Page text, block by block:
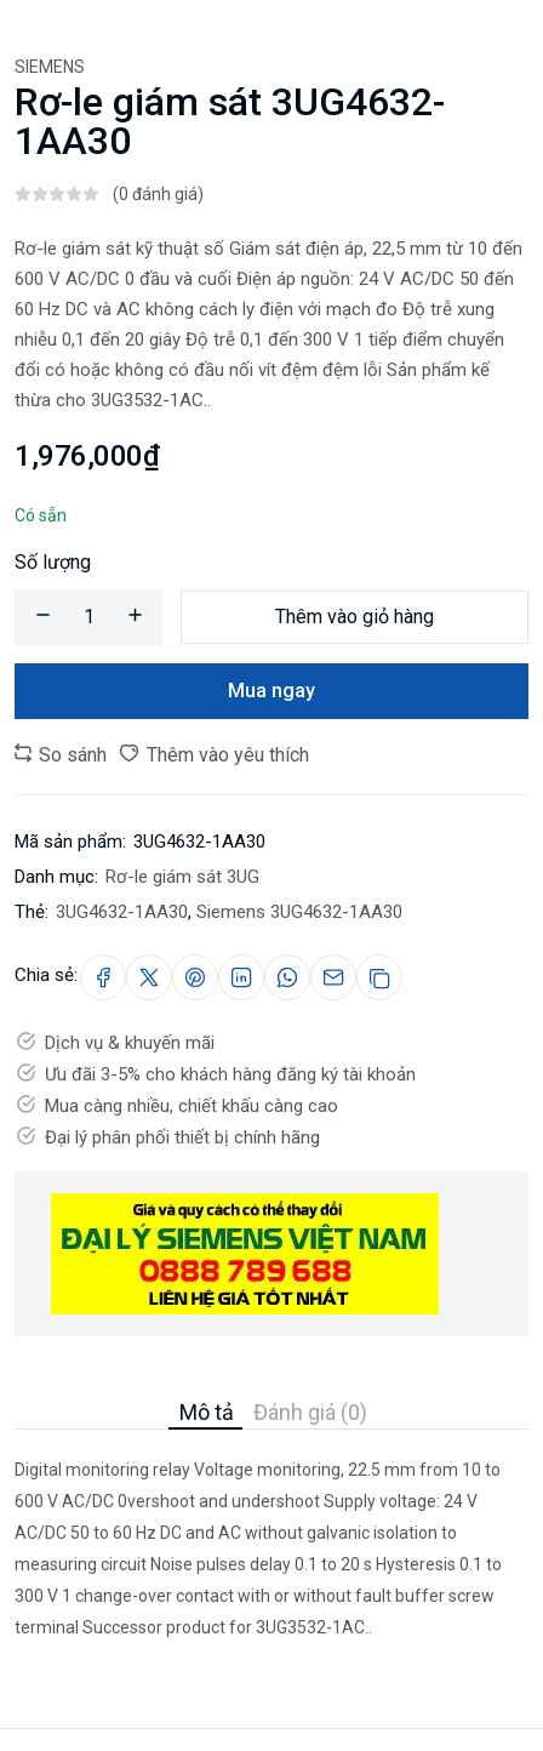
SIEMENS
Rơ-le giám sát 3UG4632-
1AA30
(0 đánh giá)
Rơ-le giám sát kỹ thuật số Giám sát điện áp, 22,5 mm từ 10 đến
600 V AC/DC 0 đầu và cuối Điện áp nguồn: 24 V AC/DC 50 đến
60 Hz DC và AC không cách ly điện với mạch đo Độ trễ xung
nhiễu 0,1 đến 20 giây Độ trễ 0,1 đến 300 V 1 tiếp điểm chuyển
đổi có hoặc không có đầu nối vít đệm đệm lỗi Sản phẩm kế
thừa cho 3UG3532-1AC..
1,976,000₫
Có sẵn
Số lượng
Thêm vào giỏ hàng
Mua ngay
So sánh Thêm vào yêu thích
Mã sản phẩm: 3UG4632-1AA30
Danh mục: Rơ-le giám sát 3UG
Thẻ: 3UG4632-1AA30, Siemens 3UG4632-1AA30
Chia sẻ:
Dịch vụ & khuyến mãi
Ưu đãi 3-5% cho khách hàng đăng ký tài khoản
Mua càng nhiều, chiết khấu càng cao
Đại lý phân phối thiết bị chính hãng
Mô tả Đánh giá (0)
Digital monitoring relay Voltage monitoring, 22.5 mm from 10 to
600 V AC/DC 0vershoot and undershoot Supply voltage: 24 V
AC/DC 50 to 60 Hz DC and AC without galvanic isolation to
measuring circuit Noise pulses delay 0.1 to 20 s Hysteresis 0.1 to
300 V 1 change-over contact with or without fault buffer screw
terminal Successor product for 3UG3532-1AC..